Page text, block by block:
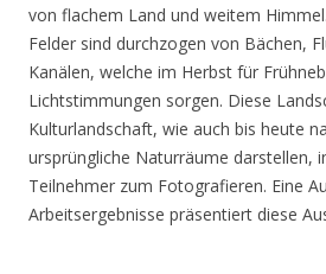
von flachem Land und weitem
Felder sind durchzogen von Bächen,
Kanälen, welche im Herbst für
Lichtstimmungen sorgen. Diese
Kulturlandschaft, wie auch bis heute
ursprüngliche Naturräume darstellen,
Teilnehmer zum Fotografieren. Eine
Arbeitsergebnisse präsentiert diese